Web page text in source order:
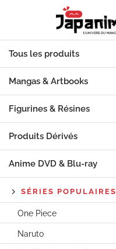
Tous les produits
Mangas & Artbooks
Figurines & Résines
Produits Dérivés
Anime DVD & Blu‑ray
SÉRIES POPULAIRES
One Piece
Naruto